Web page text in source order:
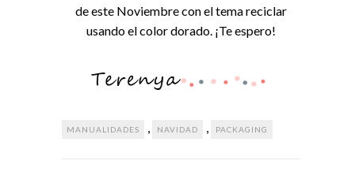
de este Noviembre con el tema reciclar
usando el color dorado. ¡Te espero!
MANUALIDADES , NAVIDAD , PACKAGING